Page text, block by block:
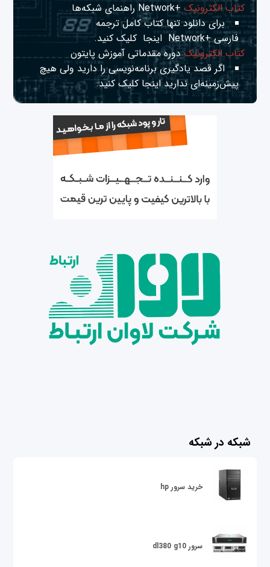
کتاب الکترونیک+Network راهنمای شبکه‌ها
برای دانلود تنها کتاب کامل ترجمه
فارسی +Network
اینجا کلیک کنید.
کتاب الکترونیکدوره مقدماتی آموزش پایتون
اگر قصد یادگیری برنامه‌نویسی را دارید ولی هیچ
پیش‌زمینه‌ای نداریداینجا کلیک کنید.
شبکه در شبکه
خرید سرور hp
سرور dl380 g10